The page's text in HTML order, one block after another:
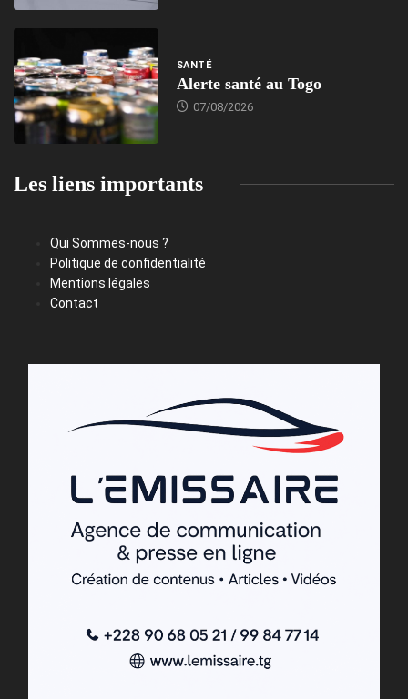
SANTÉ
Alerte santé au Togo
07/08/2026
Les liens importants
Qui Sommes-nous ?
Politique de confidentialité
Mentions légales
Contact